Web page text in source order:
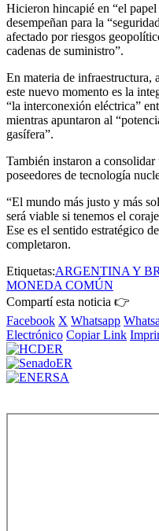
Hicieron hincapié en “el
desempeñan para la
afectado por riesgos
cadenas de suministro”.
En materia de infraestructura,
este nuevo momento es la
“la interconexión eléctrica”
mientras apuntaron al
gasífera”.
También instaron a
poseedores de tecnología
“El mundo más justo y más
será viable si tenemos el
Ese es el sentido estratégico
completaron.
Etiquetas:ARGENTINA Y
MONEDA COMÚN
Compartí esta noticia 👉
Facebook X Whatsapp
Electrónico Copiar Link